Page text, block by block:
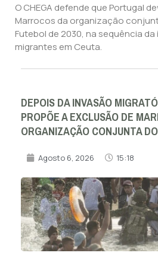
O CHEGA defende que Portugal
Marrocos da organização
Futebol de 2030, na sequência
migrantes em Ceuta.
DEPOIS DA INVASÃO
PROPÕE A EXCLUSÃO DE
ORGANIZAÇÃO CONJUNTA
Agosto 6, 2026 15:18